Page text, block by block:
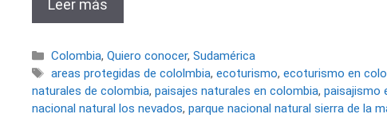
Leer más
Categorías
Colombia,Quiero conocer,Sudamérica
Etiquetas
areas protegidas de cololmbia,ecoturismo,ecoturismo en
naturales de colombia, paisajes naturales en colombia, paisajismo
nacional natural los nevados, parque nacional natural sierra de la